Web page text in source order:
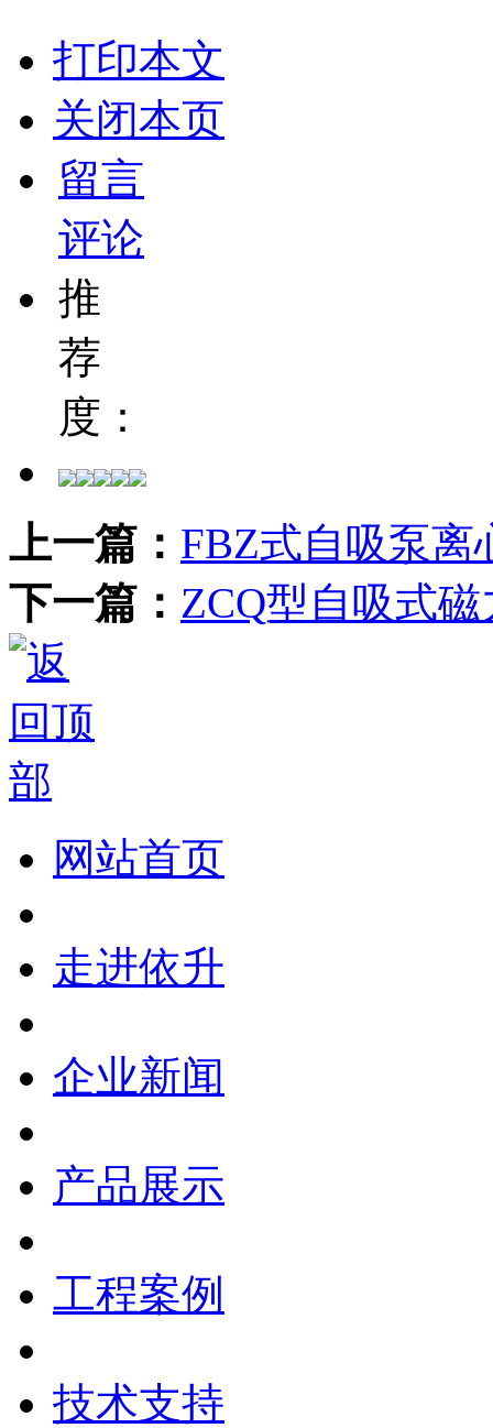
打印本文
关闭本页
留言
评论
推
荐
度：
上一篇： FBZ式自吸泵离
下一篇： ZCQ型自吸式
网站首页
走进依升
企业新闻
产品展示
工程案例
技术支持